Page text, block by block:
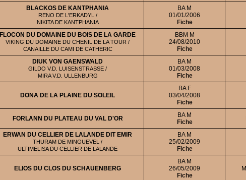
BLACKOS DE KANTPHANIA
RENO DE L'ERKADYL /
NIKITA DE KANTPHANIA
BA M
01/01/2006
Fiche
FLOCON DU DOMAINE DU BOIS DE LA GARDE
VIKING DU DOMAINE DU CHENIL DE LA TOUR /
CANAILLE DU CAMI DE CATHERIC
BBM M
24/08/2010
Fiche
DIUK VON GAENSWALD
GILDO V.D. LUISENSTRASSE /
MIRA V.D. ULLENBURG
BA M
01/03/2008
Fiche
DONA DE LA PLAINE DU SOLEIL
BA F
03/04/2008
Fiche
FORLANN DU PLATEAU DU VAL D'OR
BA M
Fiche
ERWAN DU CELLIER DE LALANDE DIT EMIR
THURAM DE MINGUEVEL /
ULTIMELISA DU CELLIER DE LALANDE
BA M
25/02/2009
Fiche
ELIOS DU CLOS DU SCHAUENBERG
BA M
26/05/2009
Fiche